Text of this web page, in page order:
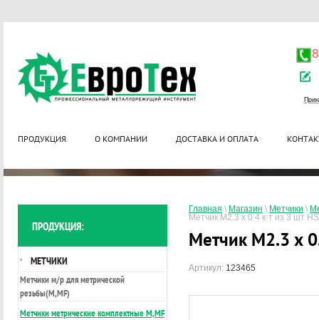
ПРОДУКЦИЯ О КОМПАНИИ ДОСТАВКА И ОПЛАТА
Главная \ Магазин \ Метчики \
Метчик М2.3 x 0.4 к-т из 3 шт
Метчик М2.3 x
Артикул: 123465
ПРОДУКЦИЯ:
МЕТЧИКИ
Метчики м/р для метрической
резьбы(М,MF)
Метчики метрические комплектные М,МF